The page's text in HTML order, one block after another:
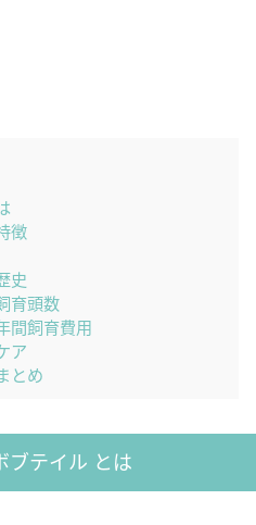
徴
史
育頭数
間飼育費用
ア
とめ
ブテイル とは